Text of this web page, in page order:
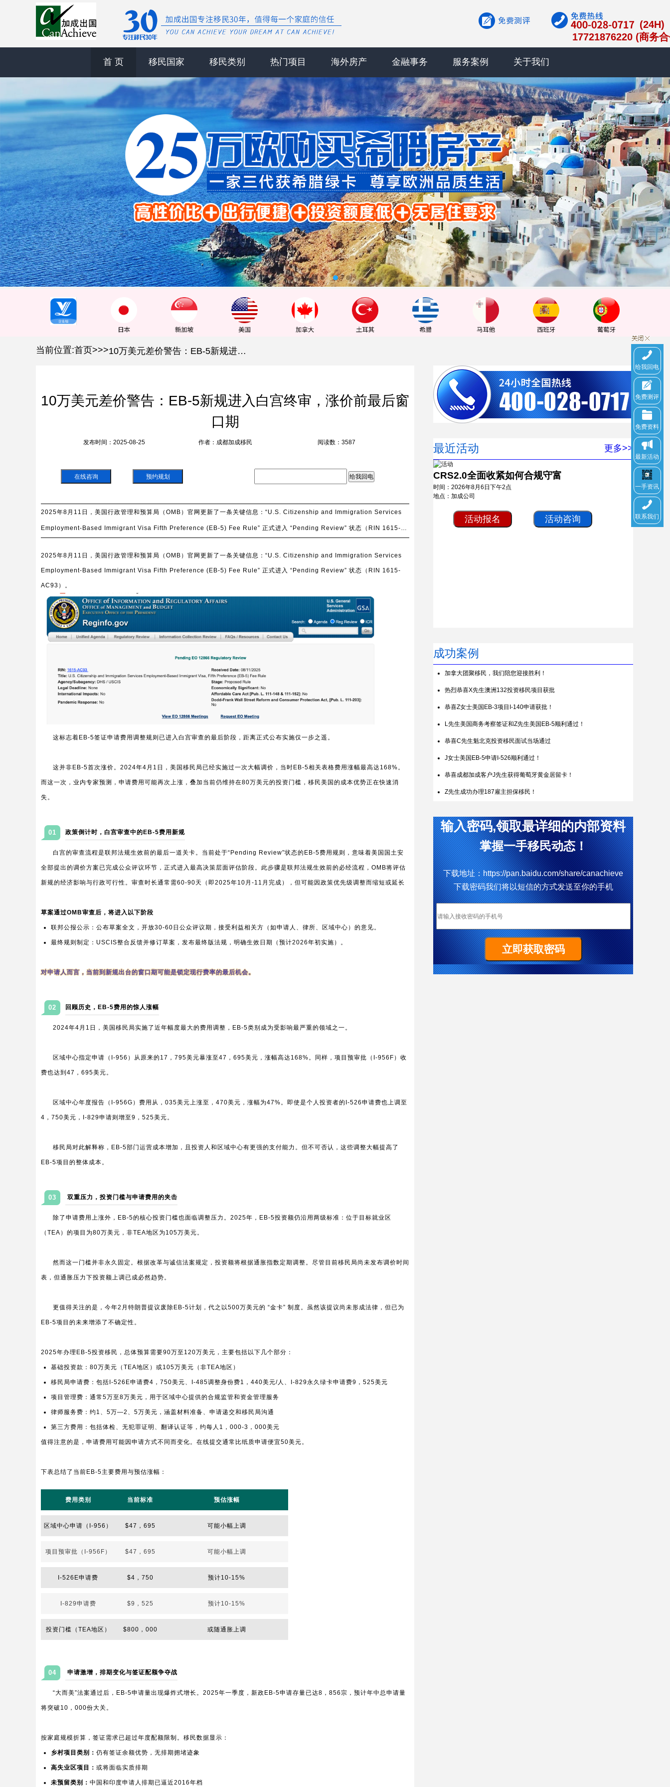
给我回电
免费测评
免费资料
最新活动
一手资讯
联系我们
(24H)
17721876220 (商务
首 页 移民国家 移民类别 热门项目 海外房产 金融事务 服务案例 关于我们
1 2 3
当前位置:首页>>> 10万美元差价警告：EB-5新规进入白宫终审，涨价前最后窗口期
10万美元差价警告：EB-5新规进入白宫终审，涨价前最后窗
口期
发布时间：2025-08-25 作者：成都加成移民 阅读数：3587
在线咨询 预约规划 给我回电
2025年8月11日，美国行政管理和预算局（OMB）官网更新了一条关键信息：“U.S. Citizenship and Immigration Services
Employment-Based Immigrant Visa Fifth Preference (EB-5) Fee Rule” 正式进入 “Pending Review” 状态（RIN 1615-
2025年8月11日，美国行政管理和预算局（OMB）官网更新了一条关键信息：“U.S. Citizenship and Immigration Services
Employment-Based Immigrant Visa Fifth Preference (EB-5) Fee Rule” 正式进入 “Pending Review” 状态（RIN 1615-
AC93）。
这标志着EB-5签证申请费用调整规则已进入白宫审查的最后阶段，距离正式公布实施仅一步之遥。
这并非EB-5首次涨价。2024年4月1日，美国移民局已经实施过一次大幅调价，当时EB-5相关表格费用涨幅最高达168%。
而这一次，业内专家预测，申请费用可能再次上涨，叠加当前仍维持在80万美元的投资门槛，移民美国的成本优势正在快速消
失。
01 政策倒计时，白宫审查中的EB-5费用新规
白宫的审查流程是联邦法规生效前的最后一道关卡。当前处于“Pending Review”状态的EB-5费用规则，意味着美国国土安
全部提出的调价方案已完成公众评议环节，正式进入最高决策层面评估阶段。此步骤是联邦法规生效前的必经流程，OMB将评估
新规的经济影响与行政可行性。审查时长通常需60-90天（即2025年10月-11月完成），但可能因政策优先级调整而缩短或延长
草案通过OMB审查后，将进入以下阶段
联邦公报公示：公布草案全文，开放30-60日公众评议期，接受利益相关方（如申请人、律所、区域中心）的意见。
最终规则制定：USCIS整合反馈并修订草案，发布最终版法规，明确生效日期（预计2026年初实施）。
对申请人而言，当前到新规出台的窗口期可能是锁定现行费率的最后机会。
02 回顾历史，EB-5费用的惊人涨幅
2024年4月1日，美国移民局实施了近年幅度最大的费用调整，EB-5类别成为受影响最严重的领域之一。
区域中心指定申请（I-956）从原来的17，795美元暴涨至47，695美元，涨幅高达168%。同样，项目预审批（I-956F）收
费也达到47，695美元。
区域中心年度报告（I-956G）费用从，035美元上涨至，470美元，涨幅为47%。即使是个人投资者的I-526申请费也上调至
4，750美元，I-829申请则增至9，525美元。
移民局对此解释称，EB-5部门运营成本增加，且投资人和区域中心有更强的支付能力。但不可否认，这些调整大幅提高了
EB-5项目的整体成本。
03 双重压力，投资门槛与申请费用的夹击
除了申请费用上涨外，EB-5的核心投资门槛也面临调整压力。2025年，EB-5投资额仍沿用两级标准：位于目标就业区
（TEA）的项目为80万美元，非TEA地区为105万美元。
然而这一门槛并非永久固定。根据改革与诚信法案规定，投资额将根据通胀指数定期调整。尽管目前移民局尚未发布调价时间
表，但通胀压力下投资额上调已成必然趋势。
更值得关注的是，今年2月特朗普提议废除EB-5计划，代之以500万美元的 “金卡” 制度。虽然该提议尚未形成法律，但已为
EB-5项目的未来增添了不确定性。
2025年办理EB-5投资移民，总体预算需要90万至120万美元，主要包括以下几个部分：
基础投资款：80万美元（TEA地区）或105万美元（非TEA地区）
移民局申请费：包括I-526E申请费4，750美元、I-485调整身份费1，440美元/人、I-829永久绿卡申请费9，525美元
项目管理费：通常5万至8万美元，用于区域中心提供的合规监管和资金管理服务
律师服务费：约1、5万—2、5万美元，涵盖材料准备、申请递交和移民局沟通
第三方费用：包括体检、无犯罪证明、翻译认证等，约每人1，000-3，000美元
值得注意的是，申请费用可能因申请方式不同而变化。在线提交通常比纸质申请便宜50美元。
下表总结了当前EB-5主要费用与预估涨幅：
费用类别 当前标准 预估涨幅
区域中心申请（I-956） $47，695 可能小幅上调
项目预审批（I-956F） $47，695 可能小幅上调
I-526E申请费 $4，750 预计10-15%
I-829申请费 $9，525 预计10-15%
投资门槛（TEA地区） $800，000 或随通胀上调
04 申请激增，排期变化与签证配额争夺战
“大而美”法案通过后，EB-5申请量出现爆炸式增长。2025年一季度，新政EB-5申请存量已达8，856宗，预计年中总申请量
将突破10，000份大关。
按家庭规模折算，签证需求已超过年度配额限制。移民数据显示：
乡村项目类别： 仍有签证余额优势，无排期拥堵迹象
高失业区项目： 或将面临实质排期
未预留类别： 中国和印度申请人排期已逼近2016年档
最近活动 更多>>
CRS2.0全面收紧如何合规守富
时间：2026年8月6日下午2点
地点：加成公司
活动报名 活动咨询
成功案例
加拿大团聚移民，我们陪您迎接胜利！
热烈恭喜X先生澳洲132投资移民项目获批
恭喜Z女士美国EB-3项目I-140申请获批！
L先生美国商务考察签证和Z先生美国EB-5顺利通过！
恭喜C先生魁北克投资移民面试当场通过
J女士美国EB-5申请I-526顺利通过！
恭喜成都加成客户J先生获得葡萄牙黄金居留卡！
Z先生成功办理187雇主担保移民！
简直开挂了，希腊成功案例！
热烈恭喜Q女士通过葡萄牙购房移民拿到葡萄牙黄金居留卡
D女士塞浦路斯获批
W先生终于成功获批188C 签证，实现了移民澳洲的愿望。
恭喜成都加成移民重庆客户W女士全家喜获匈牙利yj居留卡！
祝贺G女士186雇主担保签证（PR）顺利获批
置业移民塞浦路斯，当“地主”拿dj欧盟身份
热烈恭喜L女士澳洲186雇主担保技术移民项目获批
输入密码,领取最详细的内部资料
掌握一手移民动态！
下载地址：https://pan.baidu.com/share/canachieve
下载密码我们将以短信的方式发送至你的手机